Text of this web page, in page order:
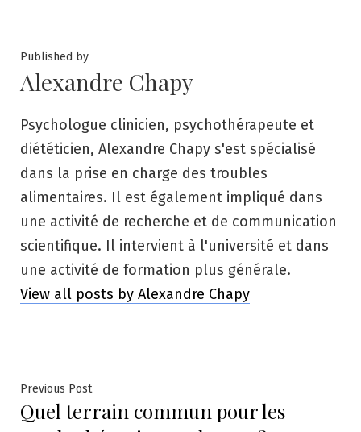
Published by
Alexandre Chapy
Psychologue clinicien, psychothérapeute et
diététicien, Alexandre Chapy s'est spécialisé
dans la prise en charge des troubles
alimentaires. Il est également impliqué dans
une activité de recherche et de communication
scientifique. Il intervient à l'université et dans
une activité de formation plus générale.
View all posts by Alexandre Chapy
Navigation
Previous PostPrevious
post:
Quel terrain commun pour les